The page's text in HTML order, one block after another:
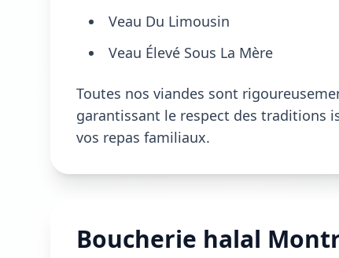
Veau Du Limousin
Veau Élevé Sous La Mère
Toutes nos viandes sont
garantissant le respect des traditions
vos repas familiaux.
Boucherie halal